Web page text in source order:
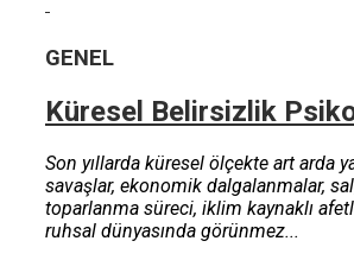
GENEL
Küresel Belirsizlik
Son yıllarda küresel ölçekte art arda
savaşlar, ekonomik dalgalanmalar,
toparlanma süreci, iklim kaynaklı
ruhsal dünyasında görünmez...